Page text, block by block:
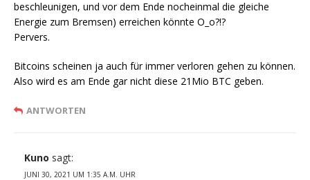
beschleunigen, und vor dem Ende nocheinmal die gleiche
Energie zum Bremsen) erreichen könnte O_o?!?
Pervers.
Bitcoins scheinen ja auch für immer verloren gehen zu können.
Also wird es am Ende gar nicht diese 21Mio BTC geben.
ANTWORTEN
Kuno sagt:
JUNI 30, 2021 UM 1:35 A.M. UHR